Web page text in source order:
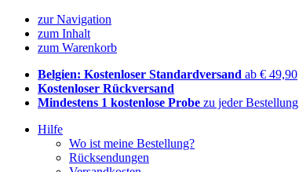
zur Navigation
zum Inhalt
zum Warenkorb
Belgien: Kostenloser Standardversand ab € 49,90
Kostenloser Rückversand
Mindestens 1 kostenlose Probe zu jeder Bestellung
Hilfe
Wo ist meine Bestellung?
Rücksendungen